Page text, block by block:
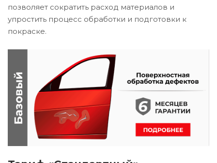
позволяет сократить расход материалов и
упростить процесс обработки и подготовки к
покраске.